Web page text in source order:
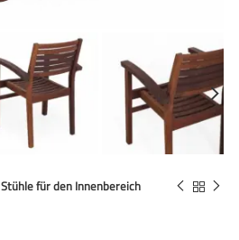
Stühle für den Innenbereich